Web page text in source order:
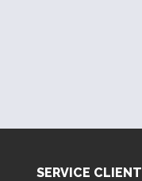
SERVICE CLIENT